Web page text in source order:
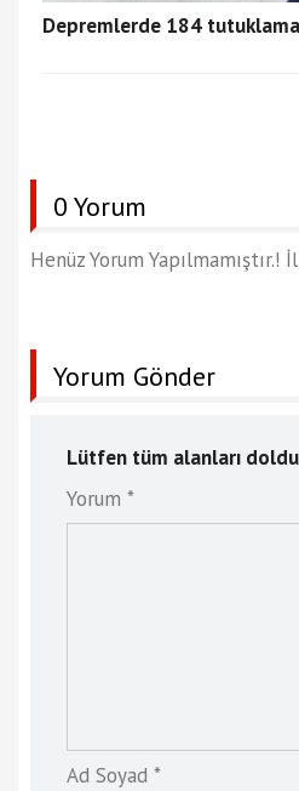
Depremlerde 184 tutuklama
0 Yorum
Henüz Yorum Yapılmamıştır.!
Yorum Gönder
Lütfen tüm alanları
Yorum *
Ad Soyad *